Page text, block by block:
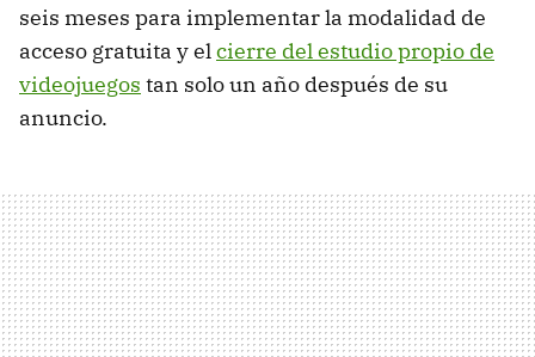
seis meses para implementar la modalidad de
acceso gratuita y elcierre del estudio propio de
videojuegos tan solo un año después de su
anuncio.